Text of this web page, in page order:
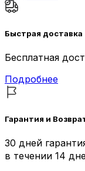
Быстрая доставка
Бесплатная
Подробнее
Гарантия и
30 дней
в течении 14